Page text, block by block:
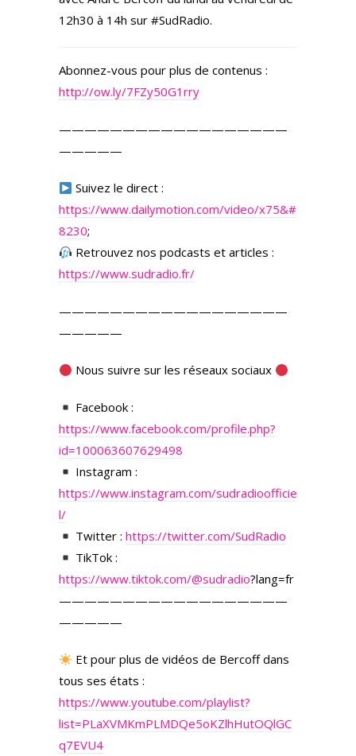
12h30 à 14h sur #SudRadio.
Abonnez-vous pour plus de contenus :
http://ow.ly/7FZy50G1rry
——————————————————
—————
Suivez le direct :
https://www.dailymotion.com/video/x75&#
8230;
Retrouvez nos podcasts et articles :
https://www.sudradio.fr/
——————————————————
—————
Nous suivre sur les réseaux sociaux
Facebook :
https://www.facebook.com/profile.php?
id=100063607629498
Instagram :
https://www.instagram.com/sudradioofficie
l/
Twitter :https://twitter.com/SudRadio
TikTok :
https://www.tiktok.com/@sudradio?lang=fr
——————————————————
—————
Et pour plus de vidéos de Bercoff dans
tous ses états :
https://www.youtube.com/playlist?
list=PLaXVMKmPLMDQe5oKZlhHutOQlGC
q7EVU4